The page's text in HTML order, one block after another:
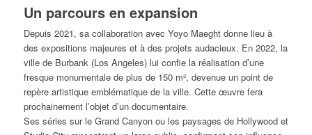
Un parcours en expansion
Depuis 2021, sa collaboration avec Yoyo Maeght donne lieu à
des expositions majeures et à des projets audacieux. En 2022, la
ville de Burbank (Los Angeles) lui confie la réalisation d’une
fresque monumentale de plus de 150 m², devenue un point de
repère artistique emblématique de la ville. Cette œuvre fera
prochainement l’objet d’un documentaire.
Ses séries sur le Grand Canyon ou les paysages de Hollywood et